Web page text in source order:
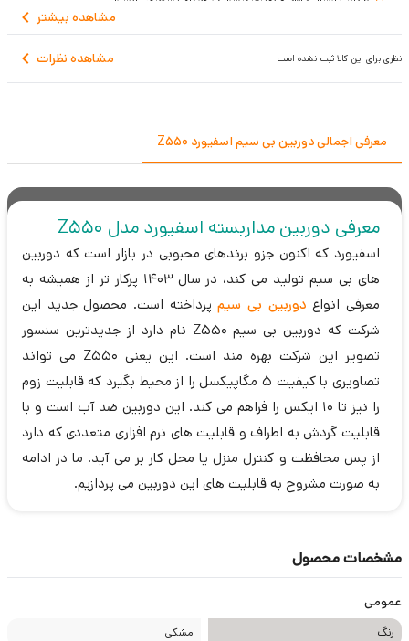
مشاهده بیشتر
مشاهده نظرات نظری برای این کالا ثبت نشده است
معرفی اجمالی دوربین بی سیم اسفیورد Z550
معرفی دوربین مداربسته اسفیورد مدل Z550
اسفیورد که اکنون جزو برندهای محبوبی در بازار است که دوربین
های بی سیم تولید می کند، در سال 1403 پرکار تر از همیشه به
معرفی انواع دوربین بی سیمپرداخته است. محصول جدید این
شرکت که دوربین بی سیم Z550 نام دارد از جدیدترین سنسور
تصویر این شرکت بهره مند است. این یعنی Z550 می تواند
تصاویری با کیفیت 5 مگاپیکسل را از محیط بگیرد که قابلیت زوم
را نیز تا 10 ایکس را فراهم می کند. این دوربین ضد آب است و با
قابلیت گردش به اطراف و قابلیت های نرم افزاری متعددی که دارد
از پس محافظت و کنترل منزل یا محل کار بر می آید. ما در ادامه
به صورت مشروح به قابلیت های این دوربین می پردازیم.
مشخصات محصول
عمومی
رنگ مشکی